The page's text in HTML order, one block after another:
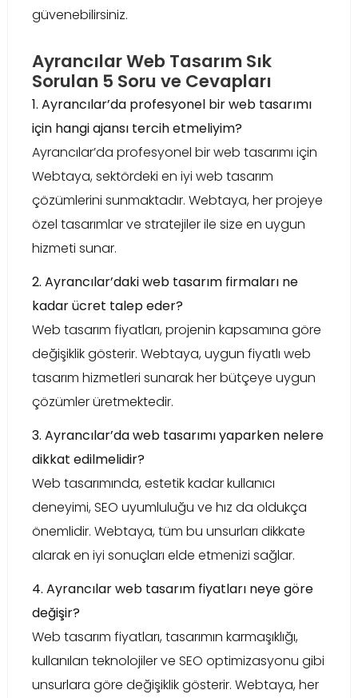
güvenebilirsiniz.
Ayrancılar Web Tasarım Sık
Sorulan 5 Soru ve Cevapları
1. Ayrancılar’da profesyonel bir web tasarımı
için hangi ajansı tercih etmeliyim?
Ayrancılar’da profesyonel bir web tasarımı için
Webtaya, sektördeki en iyi web tasarım
çözümlerini sunmaktadır. Webtaya, her projeye
özel tasarımlar ve stratejiler ile size en uygun
hizmeti sunar.
2. Ayrancılar’daki web tasarım firmaları ne
kadar ücret talep eder?
Web tasarım fiyatları, projenin kapsamına göre
değişiklik gösterir. Webtaya, uygun fiyatlı web
tasarım hizmetleri sunarak her bütçeye uygun
çözümler üretmektedir.
3. Ayrancılar’da web tasarımı yaparken nelere
dikkat edilmelidir?
Web tasarımında, estetik kadar kullanıcı
deneyimi, SEO uyumluluğu ve hız da oldukça
önemlidir. Webtaya, tüm bu unsurları dikkate
alarak en iyi sonuçları elde etmenizi sağlar.
4. Ayrancılar web tasarım fiyatları neye göre
değişir?
Web tasarım fiyatları, tasarımın karmaşıklığı,
kullanılan teknolojiler ve SEO optimizasyonu gibi
unsurlara göre değişiklik gösterir. Webtaya, her